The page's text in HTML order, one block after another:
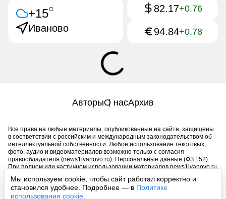
Мы используем cookie, чтобы сайт работал корректно и
становился удобнее. Подробнее — в Политике
использования cookie
+15○
Иваново
82.17+0.76
94.84+0.78
АвторыО насАрхив
Все права на любые материалы, опубликованные на сайте, защищены
в соответствии с российским и международным законодательством об
интеллектуальной собственности. Любое использование текстовых,
фото, аудио и видеоматериалов возможно только с согласия
правообладателя (news1ivanovo.ru). Персональные данные (ФЗ 152).
При полном или частичном использовании материалов news1ivanovo.ru
обязательна. Запрещено для детей. Оригинал текста:
https://news1ivanovo.ru/